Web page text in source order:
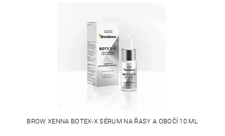
BROW XENNA BOTEX-X SÉRUM NA ŘASY A OBOČÍ 10 ML